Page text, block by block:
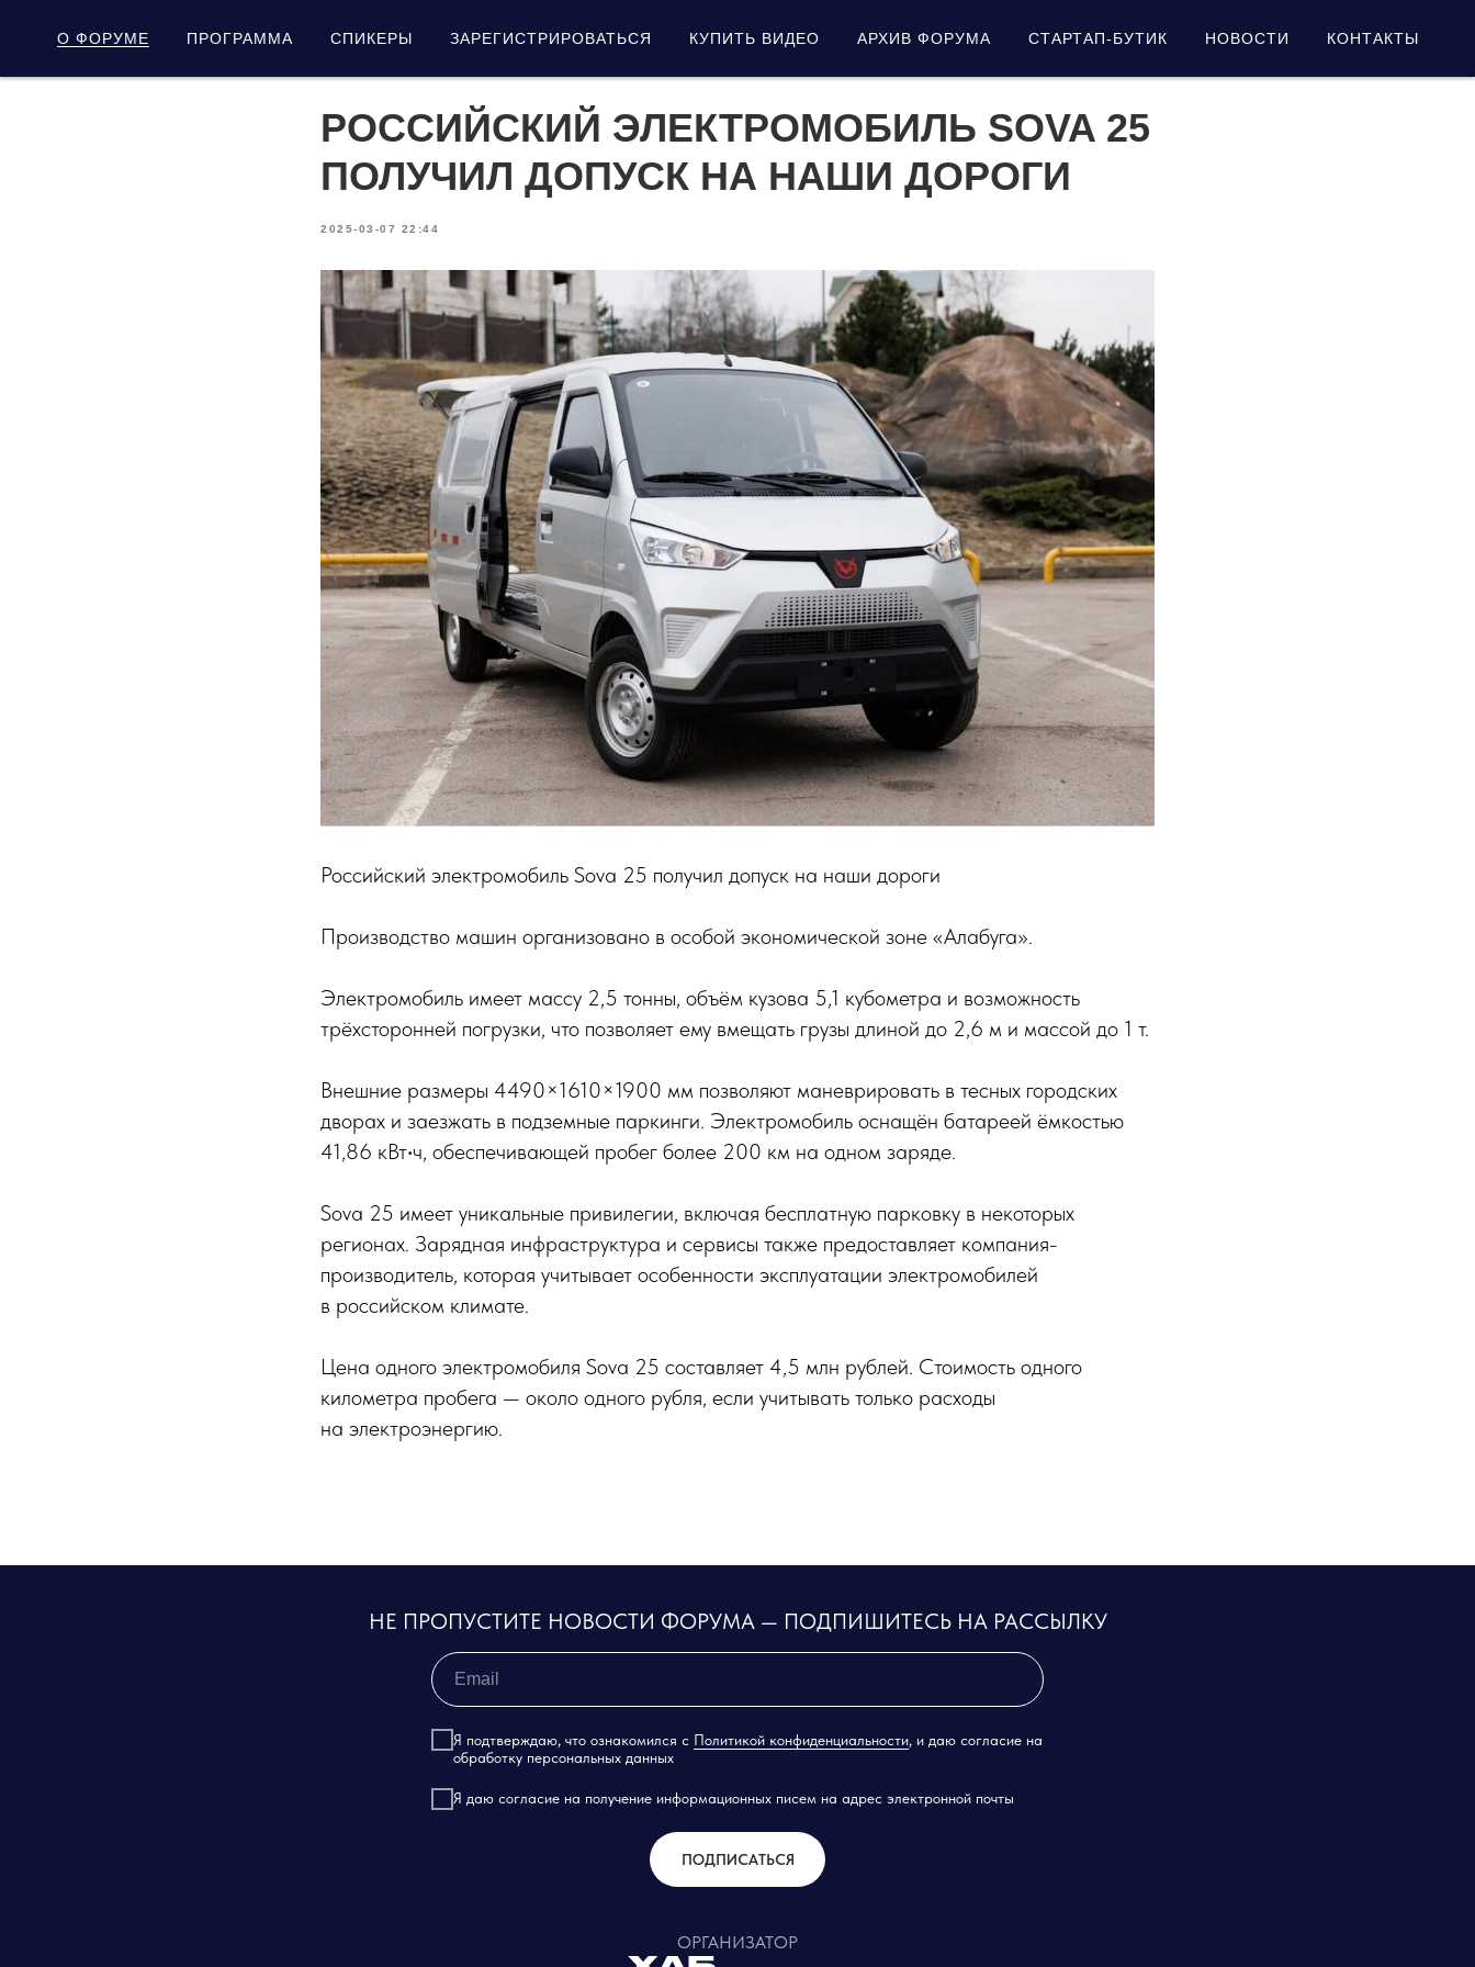
О ФОРУМЕ ПРОГРАММА СПИКЕРЫ ЗАРЕГИСТРИРОВАТЬСЯ КУПИТЬ ВИДЕО АРХИВ ФОРУМА СТАРТАП-БУТИК НОВОСТИ КОНТАКТЫ
РОССИЙСКИЙ ЭЛЕКТРОМОБИЛЬ SOVA 25
ПОЛУЧИЛ ДОПУСК НА НАШИ ДОРОГИ
2025-03-07 22:44
Российский электромобиль Sova 25 получил допуск на наши дороги
Производство машин организовано в особой экономической зоне «Алабуга».
Электромобиль имеет массу 2,5 тонны, объём кузова 5,1 кубометра и возможность
трёхсторонней погрузки, что позволяет ему вмещать грузы длиной до 2,6 м и массой до 1 т.
Внешние размеры 4490×1610×1900 мм позволяют маневрировать в тесных городских
дворах и заезжать в подземные паркинги. Электромобиль оснащён батареей ёмкостью
41,86 кВт‧ч, обеспечивающей пробег более 200 км на одном заряде.
Sova 25 имеет уникальные привилегии, включая бесплатную парковку в некоторых
регионах. Зарядная инфраструктура и сервисы также предоставляет компания-
производитель, которая учитывает особенности эксплуатации электромобилей
в российском климате.
Цена одного электромобиля Sova 25 составляет 4,5 млн рублей. Стоимость одного
километра пробега — около одного рубля, если учитывать только расходы
на электроэнергию.
НЕ ПРОПУСТИТЕ НОВОСТИ ФОРУМА — ПОДПИШИТЕСЬ НА РАССЫЛКУ
Я подтверждаю, что ознакомился с Политикой конфиденциальности, и даю согласие на
обработку персональных данных
Я даю согласие на получение информационных писем на адрес электронной почты
ПОДПИСАТЬСЯ
ОРГАНИЗАТОР